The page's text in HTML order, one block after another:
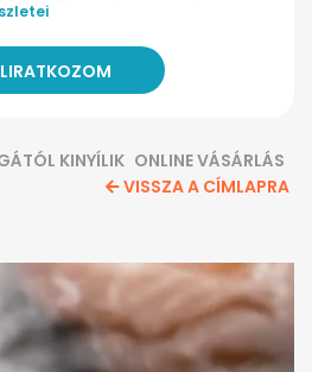
KINYÍLIK ONLINE VÁSÁRLÁS
VISSZA A CÍMLAPRA